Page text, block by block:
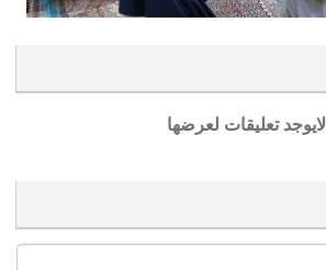
لايوجد تعليقات لعرضها